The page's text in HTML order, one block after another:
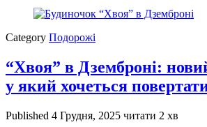
Category Подорожі
“Хвоя” в Дземброні:
у який хочеться
Published 4 Грудня, 2025 читати 2 хв